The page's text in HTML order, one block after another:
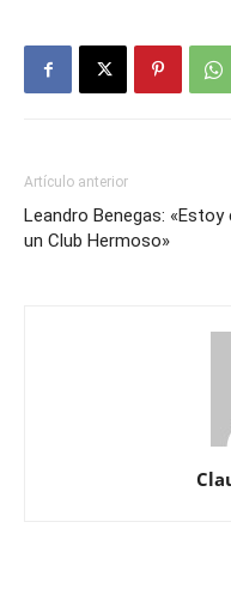
Artículo anterior
Leandro Benegas: «Estoy
un Club Hermoso»